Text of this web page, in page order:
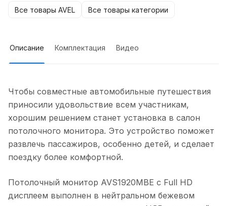
Все товары AVEL Все товары категории
Описание Комплектация Видео
Чтобы совместные автомобильные путешествия
приносили удовольствие всем участникам,
хорошим решением станет установка в салон
потолочного монитора. Это устройство поможет
развлечь пассажиров, особенно детей, и сделает
поездку более комфортной.
Потолочный монитор AVS1920MBE с Full HD
дисплеем выполнен в нейтральном бежевом